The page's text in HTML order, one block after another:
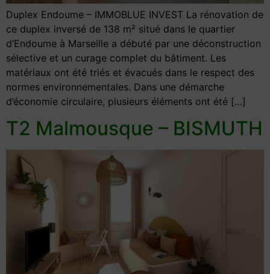
Duplex Endoume – IMMOBLUE INVEST La rénovation de
ce duplex inversé de 138 m² situé dans le quartier
d’Endoume à Marseille a débuté par une déconstruction
sélective et un curage complet du bâtiment. Les
matériaux ont été triés et évacués dans le respect des
normes environnementales. Dans une démarche
d’économie circulaire, plusieurs éléments ont été […]
T2 Malmousque – BISMUTH